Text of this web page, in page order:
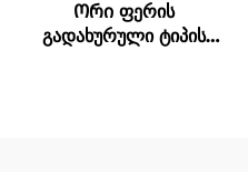
Ორი ფერის
გადახურული ტიპის